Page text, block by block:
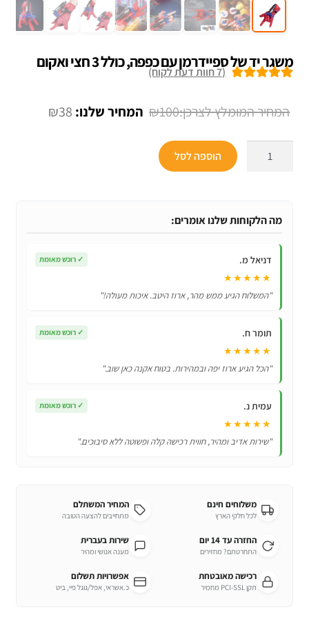
משגר יד של ספיידרמן עם כפפה, כולל 3 חצי ואקום
לקוחות
(
7חוות דעת לקוח)
₪100
המחיר
₪38 המחיר
של
עם
חצי
ואקום
הוספה לסל
מה הלקוחות שלנו אומרים:
דניאל מ. ✓ רוכש מאומת
★★★★★
"המשלוח הגיע ממש מהר, ארוז היטב. איכות מעולה!"
תומר ח. ✓ רוכש מאומת
★★★★★
"הכל הגיע ארוז יפה ובמהירות. בטוח אקנה כאן שוב."
עמית נ. ✓ רוכש מאומת
★★★★★
"שירות אדיב ומהיר, חווית רכישה קלה ופשוטה ללא סיבוכים."
משלוחים חינם
לכל חלקי הארץ
המחיר המשתלם
מתחייבים להצעה הטובה
החזרה עד 14 יום
התחרטתם? מחזירים
שירות בעברית
מענה אנושי ומהיר
רכישה מאובטחת
תקן PCI-SSL מחמיר
אפשרויות תשלום
כ.אשראי, אפל/גוגל פיי, ביט